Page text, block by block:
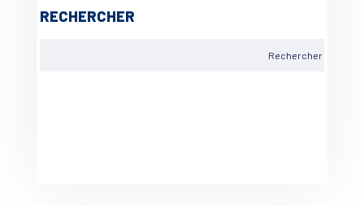
RECHERCHER